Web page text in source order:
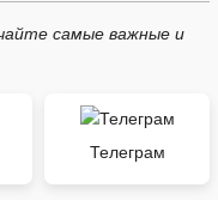
самые важные и
Телеграм